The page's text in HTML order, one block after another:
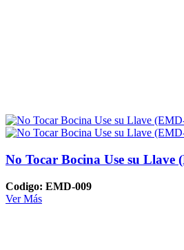
No Tocar Bocina Use su Llave
Codigo: EMD-009
Ver Más